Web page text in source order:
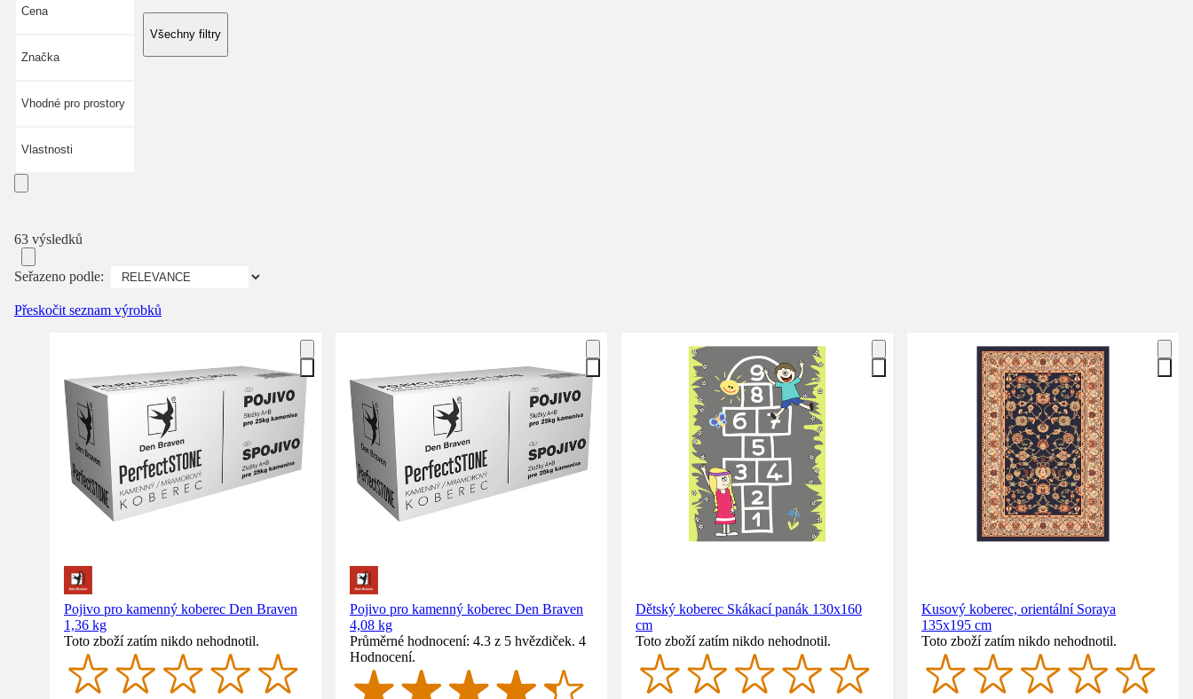
Cena
Značka
Vhodné pro prostory
Vlastnosti
Všechny filtry
63 výsledků
Seřazeno podle:
Přeskočit seznam výrobků
Pojivo pro kamenný koberec Den Braven
1,36 kg
Toto zboží zatím nikdo nehodnotil.
Pojivo pro kamenný koberec Den Braven
4,08 kg
Průměrné hodnocení: 4.3 z 5 hvězdiček. 4
Hodnocení.
Dětský koberec Skákací panák 130x160
cm
Toto zboží zatím nikdo nehodnotil.
Kusový koberec, orientální Soraya
135x195 cm
Toto zboží zatím nikdo nehodnotil.